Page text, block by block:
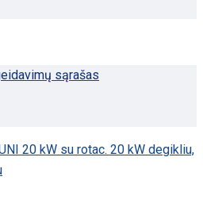
sąrašas
20 kW su rotac. 20 kW degikliu,